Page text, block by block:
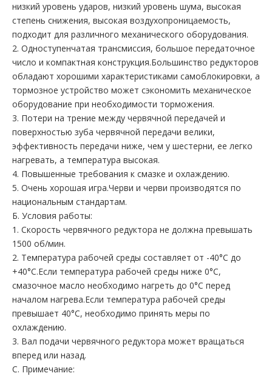
низкий уровень ударов, низкий уровень шума, высокая
степень снижения, высокая воздухопроницаемость,
подходит для различного механического оборудования.
2. Одноступенчатая трансмиссия, большое передаточное
число и компактная конструкция.Большинство редукторов
обладают хорошими характеристиками самоблокировки, а
тормозное устройство может сэкономить механическое
оборудование при необходимости торможения.
3. Потери на трение между червячной передачей и
поверхностью зуба червячной передачи велики,
эффективность передачи ниже, чем у шестерни, ее легко
нагревать, а температура высокая.
4. Повышенные требования к смазке и охлаждению.
5. Очень хорошая игра.Черви и черви производятся по
национальным стандартам.
Б. Условия работы:
1. Скорость червячного редуктора не должна превышать
1500 об/мин.
2. Температура рабочей среды составляет от -40°C до
+40°C.Если температура рабочей среды ниже 0°C,
смазочное масло необходимо нагреть до 0°C перед
началом нагрева.Если температура рабочей среды
превышает 40°C, необходимо принять меры по
охлаждению.
3. Вал подачи червячного редуктора может вращаться
вперед или назад.
С. Примечание: